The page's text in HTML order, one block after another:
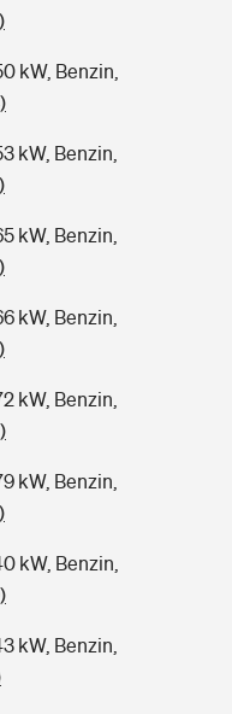
kW, Benzin,
kW, Benzin,
kW, Benzin,
kW, Benzin,
kW, Benzin,
kW, Benzin,
kW, Benzin,
kW, Benzin,